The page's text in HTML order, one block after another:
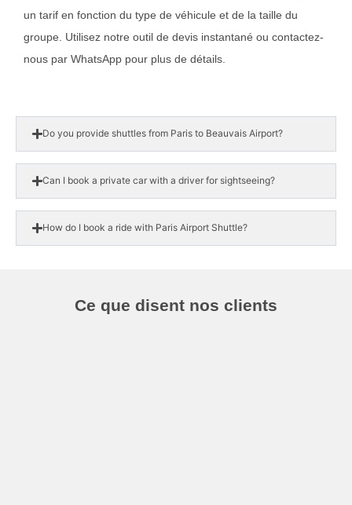
un tarif en fonction du type de véhicule et de la taille du
groupe. Utilisez notre outil de devis instantané ou contactez-
nous par WhatsApp pour plus de détails.
Do you provide shuttles from Paris to Beauvais Airport?
Can I book a private car with a driver for sightseeing?
How do I book a ride with Paris Airport Shuttle?
Ce que disent nos clients